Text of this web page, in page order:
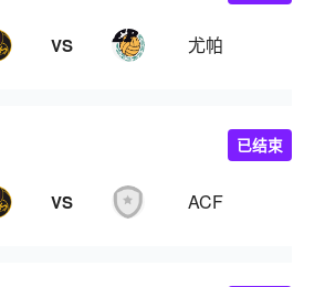
VS 尤帕
VS ACF
已结束